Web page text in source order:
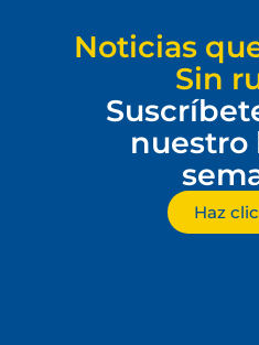
Noticias
Sin
nuestro
Haz